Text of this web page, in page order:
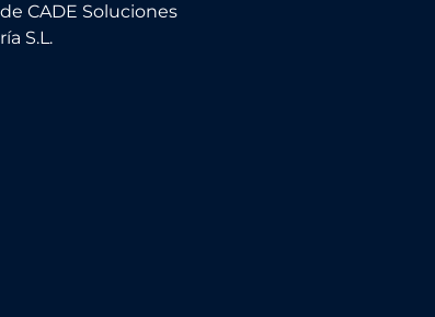
de CADE Soluciones
S.L.